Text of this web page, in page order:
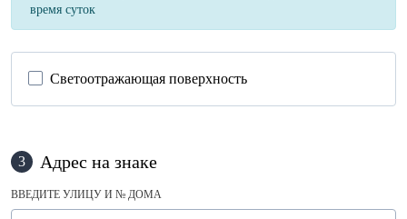
время суток
Светоотражающая поверхность
3 Адрес на знаке
ВВЕДИТЕ УЛИЦУ И № ДОМА